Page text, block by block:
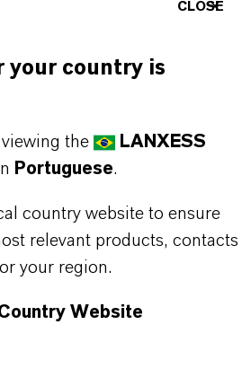
as fichas técnicas dos
uma opção nos menus
para download serão exibidos.
CLOSE
your country is
the
LANXESS
Portuguese.
country website to ensure
relevant products, contacts
your region.
Website